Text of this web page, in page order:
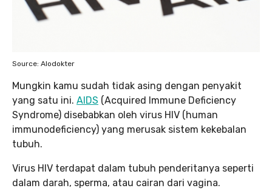
Source: Alodokter
Mungkin kamu sudah tidak asing dengan penyakit
yang satu ini. AIDS (Acquired Immune Deficiency
Syndrome) disebabkan oleh virus HIV (human
immunodeficiency) yang merusak sistem kekebalan
tubuh.
Virus HIV terdapat dalam tubuh penderitanya seperti
dalam darah, sperma, atau cairan dari vagina.